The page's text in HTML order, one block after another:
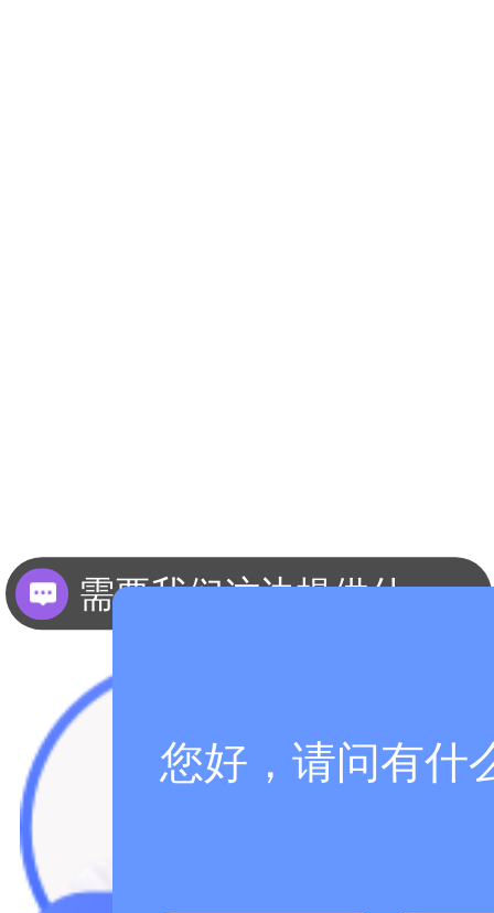
需要我们这边提供什么资料？
您好，请问有什